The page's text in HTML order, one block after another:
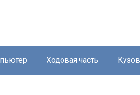
Ходовая часть Кузов